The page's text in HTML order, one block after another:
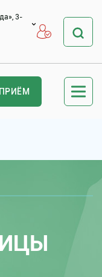
3-